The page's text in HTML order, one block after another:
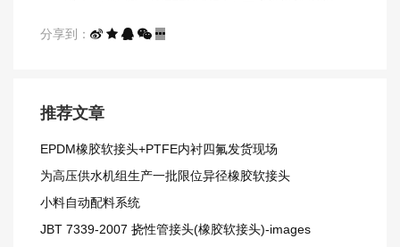
分享到：
推荐文章
EPDM橡胶软接头+PTFE内衬四氟发货现场
​为高压供水机组生产一批限位异径橡胶软接头
小料自动配料系统
JBT 7339-2007 挠性管接头(橡胶软接头)-images